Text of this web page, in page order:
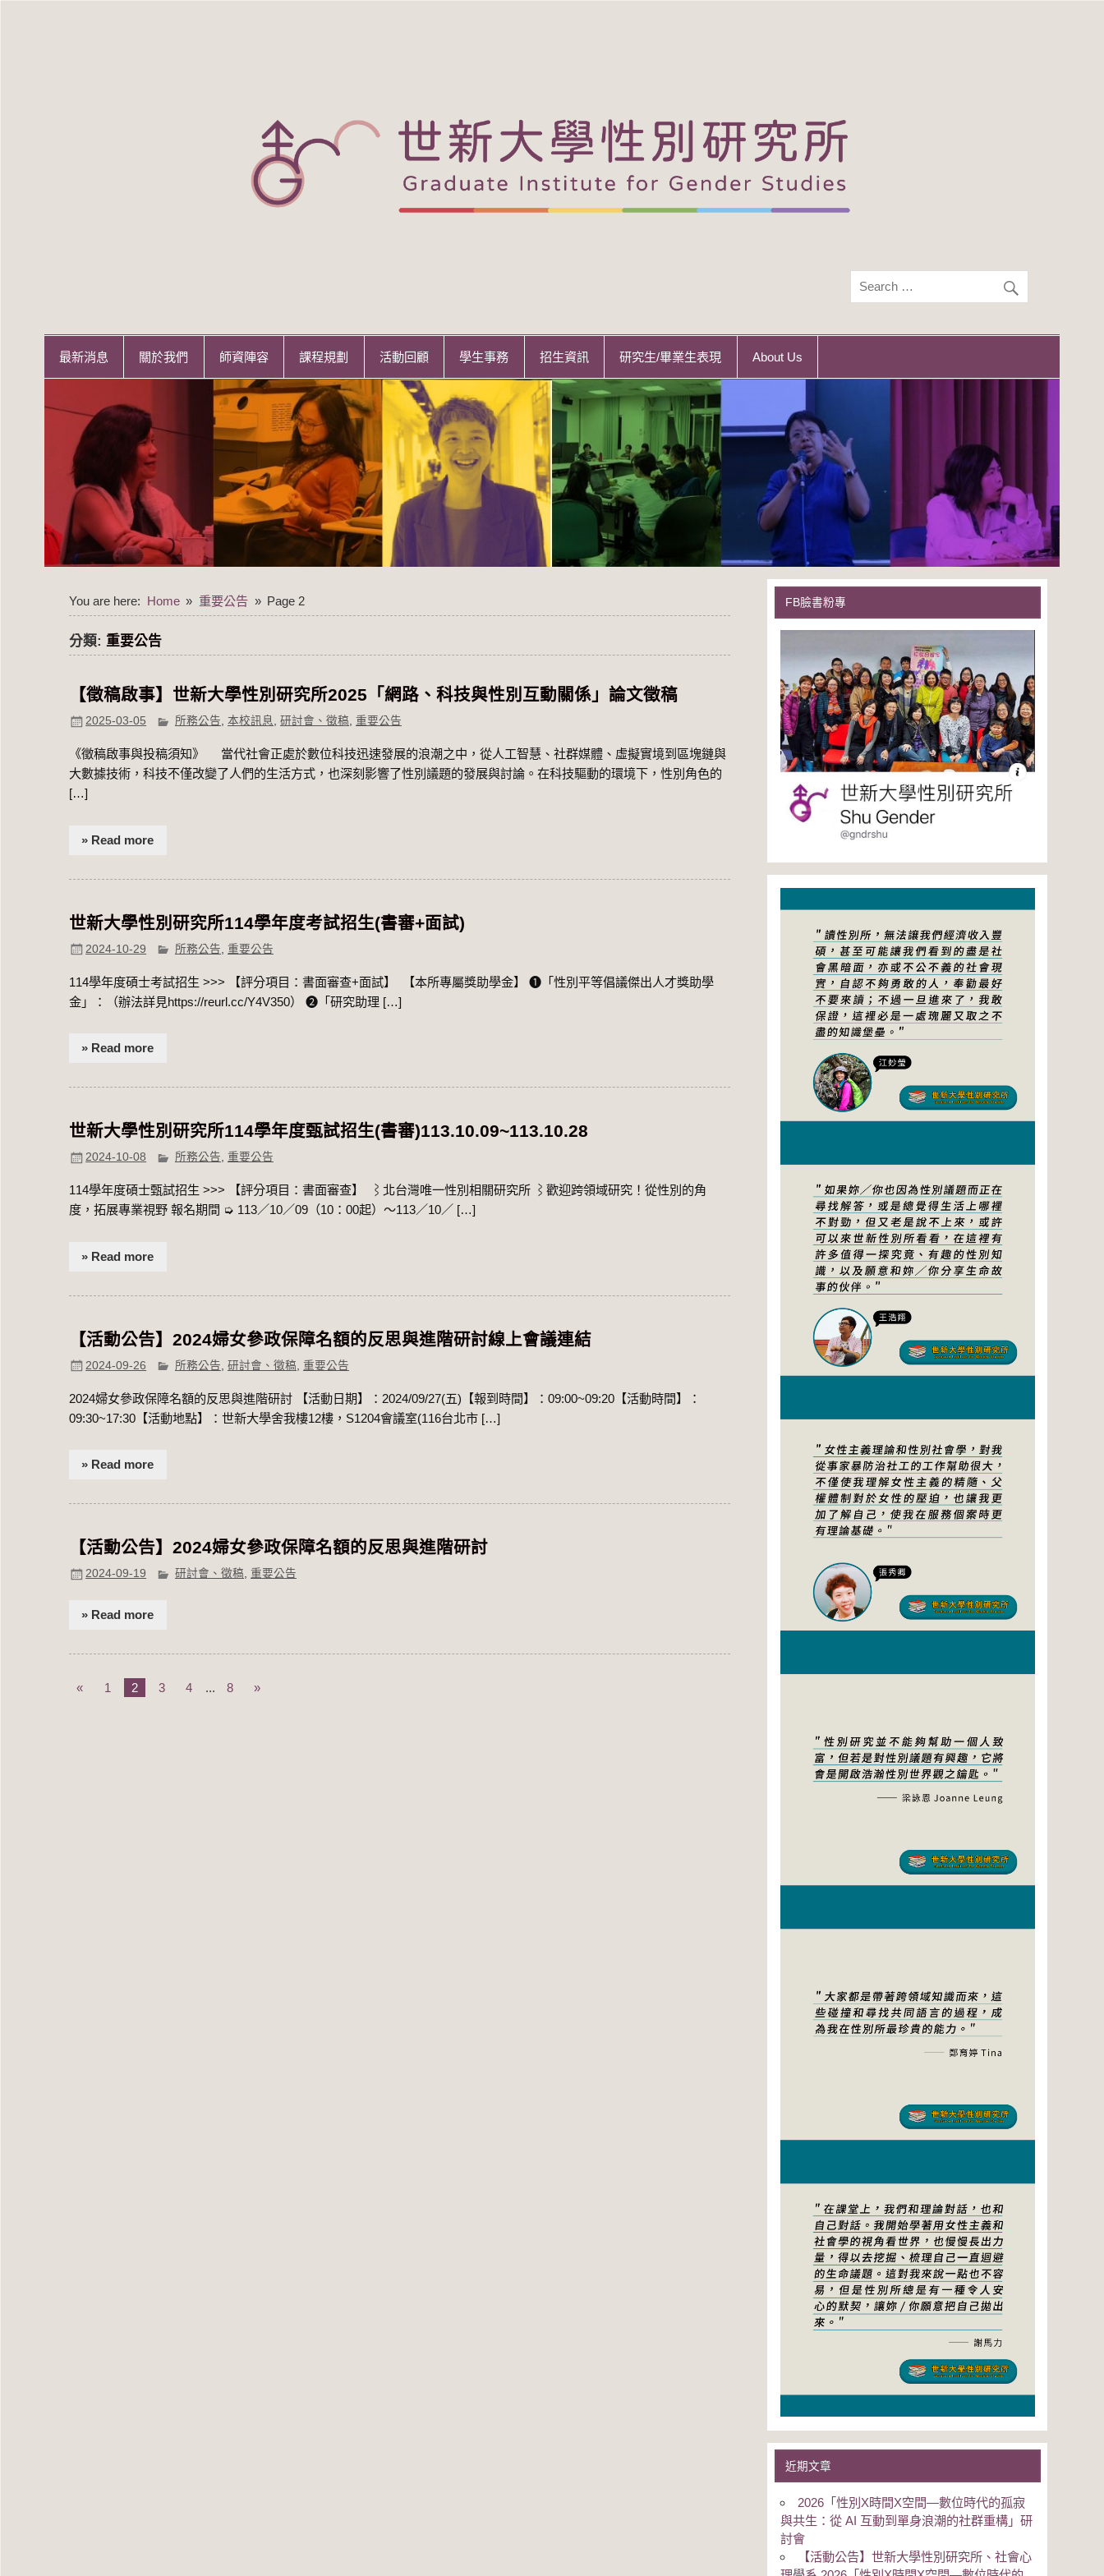
最新消息 關於我們 師資陣容 課程規劃 活動回顧 學生事務 招生資訊 研究生/畢業生表現 About Us
You are here: Home 重要公告 Page 2
分類: 重要公告
【徵稿啟事】世新大學性別研究所2025「網路、科技與性別互動關係」論文徵稿
2025-03-05 所務公告, 本校訊息, 研討會、徵稿, 重要公告
《徵稿啟事與投稿須知》 當代社會正處於數位科技迅速發展的浪潮之中，從人工智慧、社群媒體、虛擬實境到區塊鏈與
大數據技術，科技不僅改變了人們的生活方式，也深刻影響了性別議題的發展與討論。在科技驅動的環境下，性別角色的
[…]
» Read more
世新大學性別研究所114學年度考試招生(書審+面試)
2024-10-29 所務公告 重要公告
114學年度碩士考試招生​ >>> 【評分項目：書面審查+面試】 ​​ 【本所專屬獎助學金】 ➊「性別平等倡議傑出人才獎助學
金」：（辦法詳見https://reurl.cc/Y4V350） ➋「研究助理 […]
» Read more
世新大學性別研究所114學年度甄試招生(書審)113.10.09~113.10.28
2024-10-08 所務公告, 重要公告
114學年度碩士甄試招生​ >>> 【評分項目：書面審查】 ​ ⌇北台灣唯一性別相關研究所 ⌇歡迎跨領域研究！從性別的角
度，拓展專業視野 報名期間 ➭ 113／10／09（10：00起）～113／10／ […]
» Read more
【活動公告】2024婦女參政保障名額的反思與進階研討線上會議連結
2024-09-26 所務公告 研討會、徵稿 重要公告
2024婦女參政保障名額的反思與進階研討 【活動日期】：2024/09/27(五)【報到時間】：09:00~09:20【活動時間】：
09:30~17:30【活動地點】：世新大學舍我樓12樓，S1204會議室(116台北市 […]
» Read more
【活動公告】2024婦女參政保障名額的反思與進階研討
2024-09-19 研討會、徵稿, 重要公告
» Read more
« 1 2 3 4 ... 8 »
FB臉書粉專
近期文章
2026「性別Χ時間Χ空間—數位時代的孤寂
與共生：從 AI 互動到單身浪潮的社群重構」研
討會
【活動公告】世新大學性別研究所、社會心